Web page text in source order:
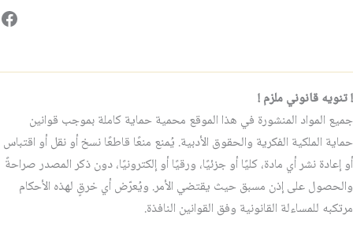
! تنويه قانوني ملزم !
جميع المواد المنشورة في هذا الموقع محمية حماية كاملة بموجب قوانين
حماية الملكية الفكرية والحقوق الأدبية. يُمنع منعًا قاطعًا نسخ أو نقل أو اقتباس
أو إعادة نشر أي مادة، كليًا أو جزئيًا، ورقيًا أو إلكترونيًا، دون ذكر المصدر صراحةً
والحصول على إذن مسبق حيث يقتضي الأمر. ويُعرّض أي خرقٍ لهذه الأحكام
مرتكبه للمساءلة القانونية وفق القوانين النافذة.